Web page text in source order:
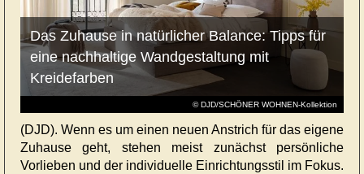
© DJD/SCHÖNER WOHNEN-Kollektion
Das Zuhause in natürlicher Balance: Tipps für
eine nachhaltige Wandgestaltung mit
Kreidefarben
(DJD). Wenn es um einen neuen Anstrich für das eigene
Zuhause geht, stehen meist zunächst persönliche
Vorlieben und der individuelle Einrichtungsstil im Fokus.